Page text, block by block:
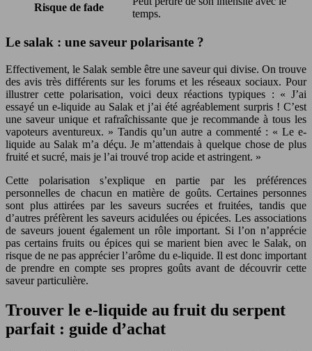
Risque de fade
temps.
Le salak : une saveur polarisante ?
Effectivement, le Salak semble être une saveur qui divise. On trouve
des avis très différents sur les forums et les réseaux sociaux. Pour
illustrer cette polarisation, voici deux réactions typiques : « J’ai
essayé un e-liquide au Salak et j’ai été agréablement surpris ! C’est
une saveur unique et rafraîchissante que je recommande à tous les
vapoteurs aventureux. » Tandis qu’un autre a commenté : « Le e-
liquide au Salak m’a déçu. Je m’attendais à quelque chose de plus
fruité et sucré, mais je l’ai trouvé trop acide et astringent. »
Cette polarisation s’explique en partie par les préférences
personnelles de chacun en matière de goûts. Certaines personnes
sont plus attirées par les saveurs sucrées et fruitées, tandis que
d’autres préfèrent les saveurs acidulées ou épicées. Les associations
de saveurs jouent également un rôle important. Si l’on n’apprécie
pas certains fruits ou épices qui se marient bien avec le Salak, on
risque de ne pas apprécier l’arôme du e-liquide. Il est donc important
de prendre en compte ses propres goûts avant de découvrir cette
saveur particulière.
Trouver le e-liquide au fruit du serpent
parfait : guide d’achat